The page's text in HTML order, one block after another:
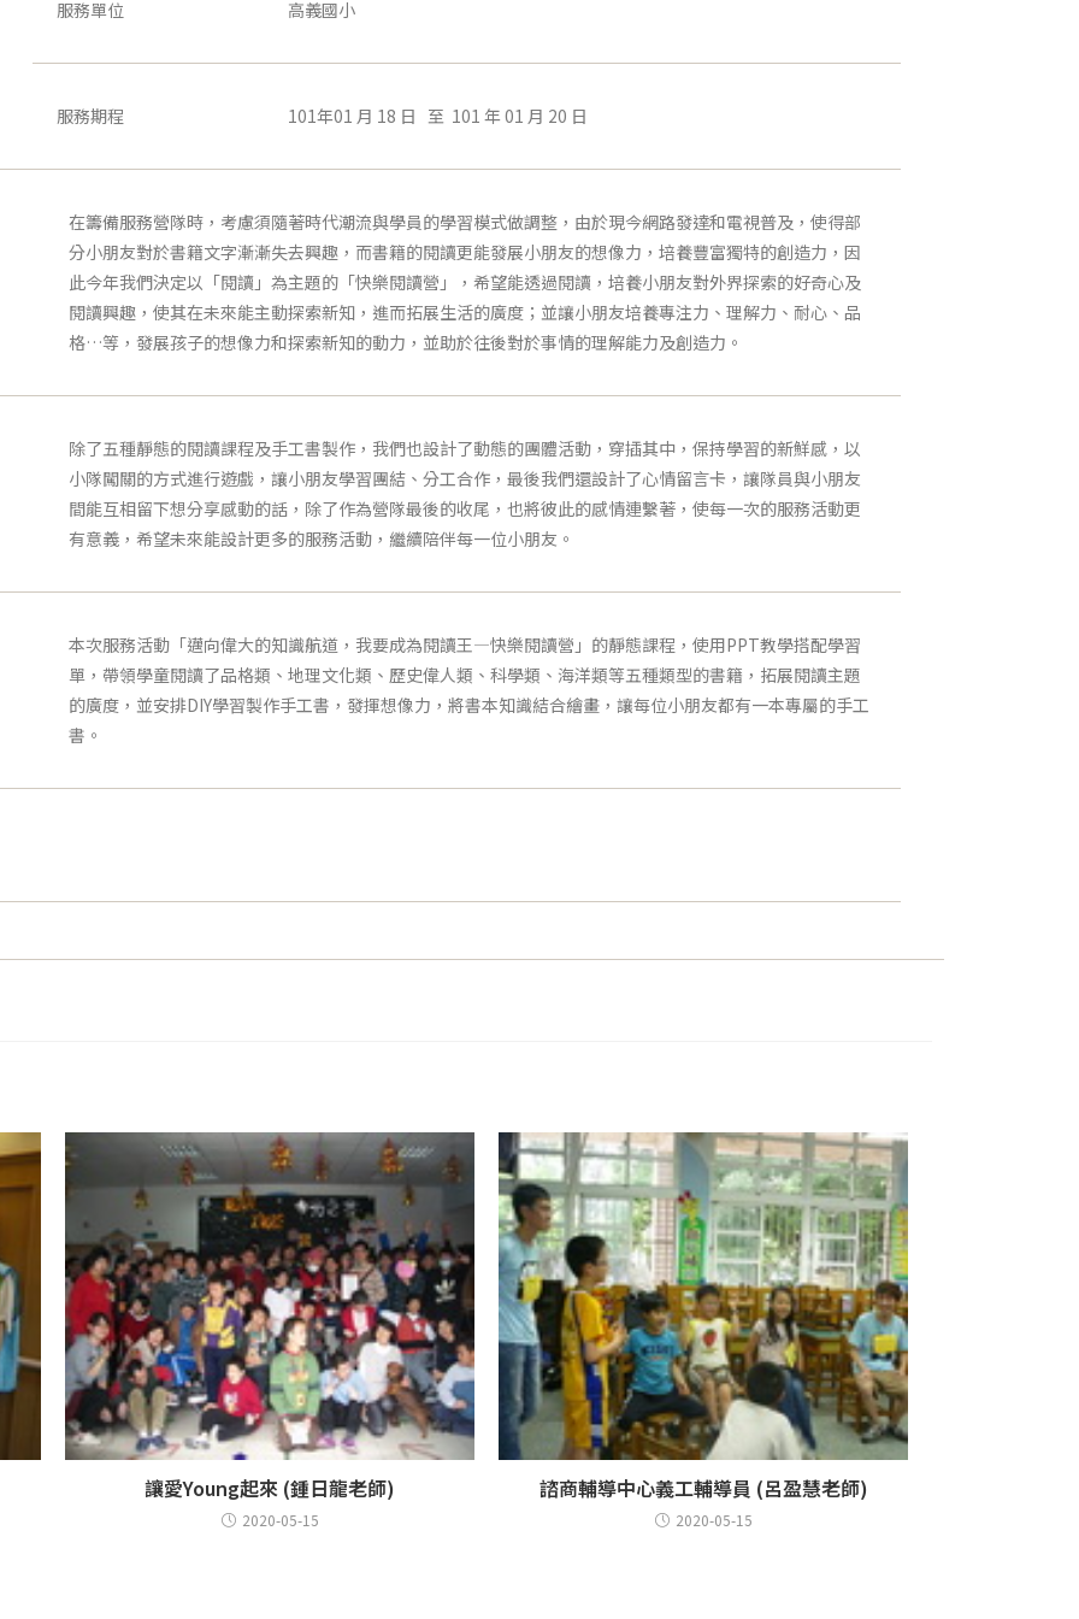
服務單位 高義國小
服務期程 101年01 月 18 日 至 101 年 01 月 20 日
在籌備服務營隊時，考慮須隨著時代潮流與學員的學習模式做調整，由於現今網路發達和電視普及，使得部
分小朋友對於書籍文字漸漸失去興趣，而書籍的閱讀更能發展小朋友的想像力，培養豐富獨特的創造力，因
此今年我們決定以「閱讀」為主題的「快樂閱讀營」，希望能透過閱讀，培養小朋友對外界探索的好奇心及
閱讀興趣，使其在未來能主動探索新知，進而拓展生活的廣度；並讓小朋友培養專注力、理解力、耐心、品
格…等，發展孩子的想像力和探索新知的動力，並助於往後對於事情的理解能力及創造力。
除了五種靜態的閱讀課程及手工書製作，我們也設計了動態的團體活動，穿插其中，保持學習的新鮮感，以
小隊闖關的方式進行遊戲，讓小朋友學習團結、分工合作，最後我們還設計了心情留言卡，讓隊員與小朋友
間能互相留下想分享感動的話，除了作為營隊最後的收尾，也將彼此的感情連繫著，使每一次的服務活動更
有意義，希望未來能設計更多的服務活動，繼續陪伴每一位小朋友。
本次服務活動「邁向偉大的知識航道，我要成為閱讀王—快樂閱讀營」的靜態課程，使用PPT教學搭配學習
單，帶領學童閱讀了品格類、地理文化類、歷史偉人類、科學類、海洋類等五種類型的書籍，拓展閱讀主題
的廣度，並安排DIY學習製作手工書，發揮想像力，將書本知識結合繪畫，讓每位小朋友都有一本專屬的手工
書。
讓愛Young起來 (鍾日龍老師)
2020-05-15
諮商輔導中心義工輔導員 (呂盈慧老師)
2020-05-15